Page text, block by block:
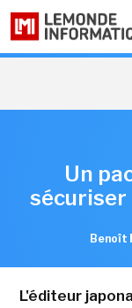
Un
sécuriser
Benoît
L'éditeur